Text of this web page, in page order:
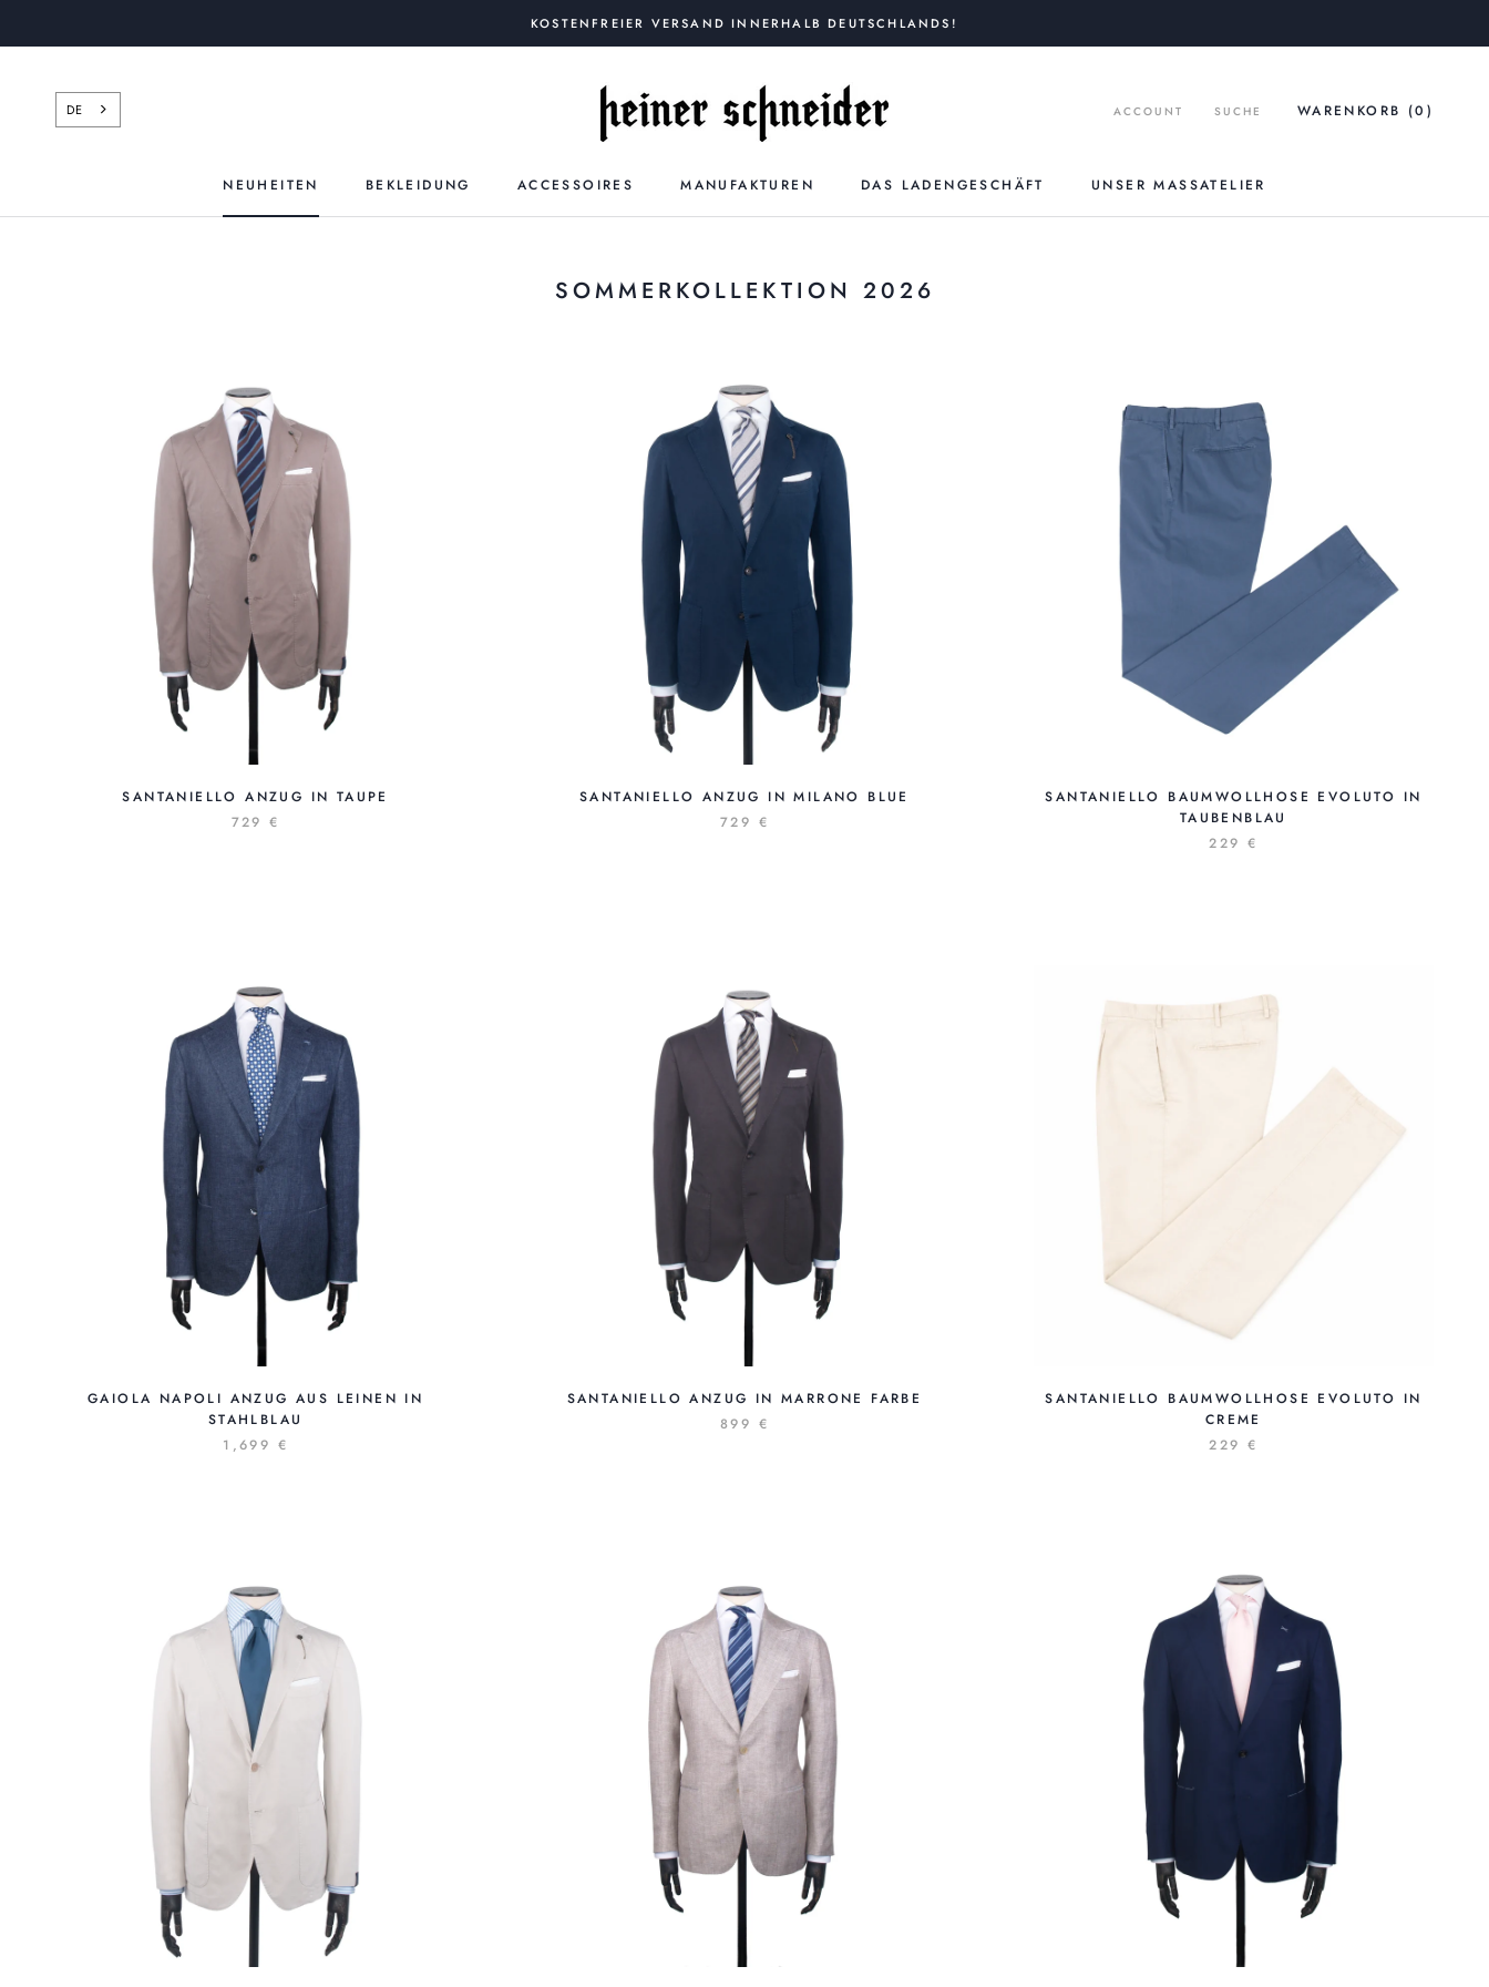
KOSTENFREIER VERSAND INNERHALB DEUTSCHLANDS!
NEUHEITEN
BEKLEIDUNG ACCESSOIRES MANUFAKTUREN DAS LADENGESCHÄFT
UNSER MASSATELIER
DE ACCOUNT SUCHE WARENKORB (0 )
SOMMERKOLLEKTION 2026
SANTANIELLO ANZUG IN TAUPE
729 €
SANTANIELLO ANZUG IN MILANO BLUE
729 €
SANTANIELLO BAUMWOLLHOSE EVOLUTO IN
TAUBENBLAU
229 €
GAIOLA NAPOLI ANZUG AUS LEINEN IN
STAHLBLAU
1,699 €
SANTANIELLO ANZUG IN MARRONE FARBE
899 €
SANTANIELLO BAUMWOLLHOSE EVOLUTO IN
CREME
229 €